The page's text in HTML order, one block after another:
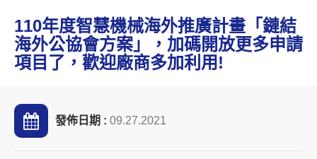
110年度智慧機械海外推廣計畫「鏈結
海外公協會方案」，加碼開放更多申請
項目了，歡迎廠商多加利用!
發佈日期 : 09.27.2021